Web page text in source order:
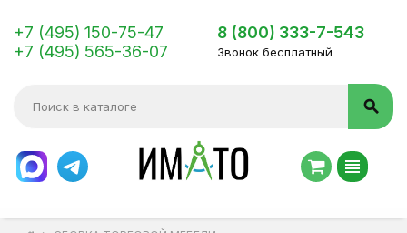
+7 (495) 150-75-47
+7 (495) 565-36-07
8 (800) 333-7-543
Звонок бесплатный
search
view_headline